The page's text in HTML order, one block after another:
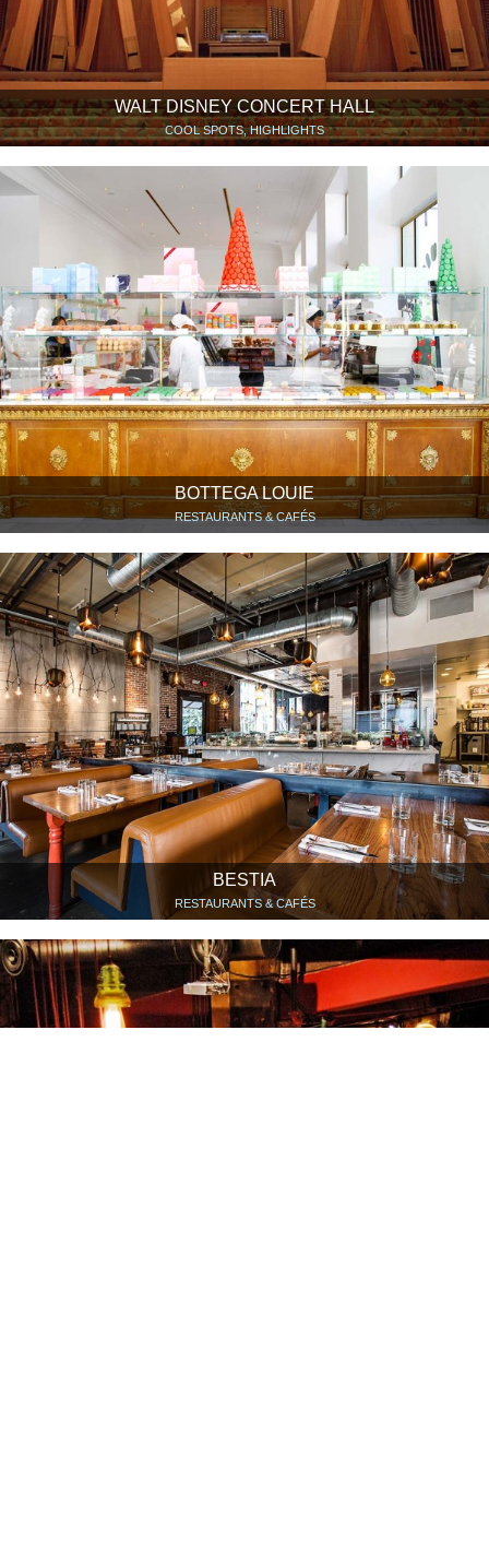
WALT DISNEY CONCERT HALL
COOL SPOTS, HIGHLIGHTS
BOTTEGA LOUIE
RESTAURANTS & CAFÉS
BESTIA
RESTAURANTS & CAFÉS